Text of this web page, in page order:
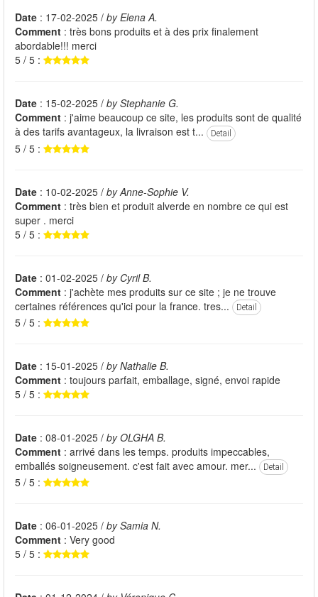
Date : 17-02-2025 / by Elena A.
Comment : très bons produits et à des prix finalement
abordable!!! merci
5 / 5 :
Date : 15-02-2025 / by Stephanie G.
Comment : j'aime beaucoup ce site, les produits sont de qualité
à des tarifs avantageux, la livraison est t...
Detail
5 / 5 :
Date : 10-02-2025 / by Anne-Sophie V.
Comment : très bien et produit alverde en nombre ce qui est
super . merci
5 / 5 :
Date : 01-02-2025 / by Cyril B.
Comment : j'achète mes produits sur ce site ; je ne trouve
certaines références qu'ici pour la france. tres...
Detail
5 / 5 :
Date : 15-01-2025 / by Nathalie B.
Comment : toujours parfait, emballage, signé, envoi rapide
5 / 5 :
Date : 08-01-2025 / by OLGHA B.
Comment : arrivé dans les temps. produits impeccables,
emballés soigneusement. c'est fait avec amour. mer...
Detail
5 / 5 :
Date : 06-01-2025 / by Samia N.
Comment : Very good
5 / 5 :